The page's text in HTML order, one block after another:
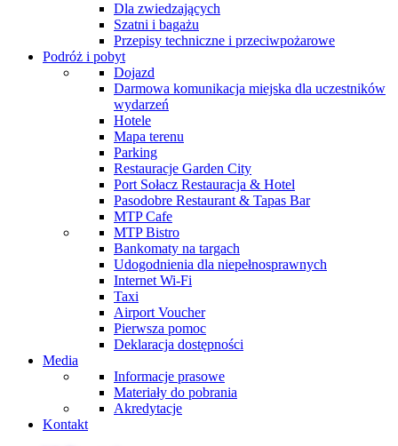
Dla zwiedzających
Szatni i bagażu
Przepisy techniczne i przeciwpożarowe
Podróż i pobyt
Dojazd
Darmowa komunikacja miejska dla uczestników
wydarzeń
Hotele
Mapa terenu
Parking
Restauracje Garden City
Port Sołacz Restauracja & Hotel
Pasodobre Restaurant & Tapas Bar
MTP Cafe
MTP Bistro
Bankomaty na targach
Udogodnienia dla niepełnosprawnych
Internet Wi-Fi
Taxi
Airport Voucher
Pierwsza pomoc
Deklaracja dostępności
Media
Informacje prasowe
Materiały do pobrania
Akredytacje
Kontakt